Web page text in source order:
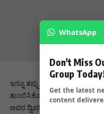
ಇನ್ನೂ ತಪ್ಪು ಹೇಳಿದ್ದಾದಲ್ಲಿ, ದುಡ್ಡು
ತುಂಬಿಸಿಕೊಳ್ಳಬಹುದು. ಎನೇ
ಅವರ ದ್ವಿಪದಿಗಳ ಬಗ್ಗೆ ಈ ರೀತಿಯ
WhatsApp
Don't Miss
Group
Get the latest
content